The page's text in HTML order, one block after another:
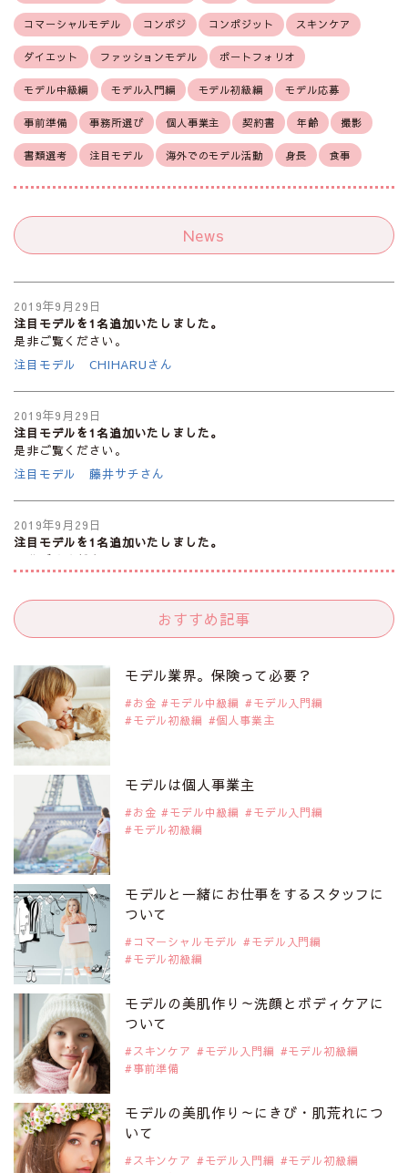
コマーシャルモデル コンポジ コンポジット スキンケア
ダイエット ファッションモデル ポートフォリオ
モデル中級編 モデル入門編 モデル初級編 モデル応募
事前準備 事務所選び 個人事業主 契約書 年齢 撮影
書類選考 注目モデル 海外でのモデル活動 身長 食事
News
2019年9月29日
注目モデルを1名追加いたしました。
是非ご覧ください。
注目モデル CHIHARUさん
2019年9月29日
注目モデルを1名追加いたしました。
是非ご覧ください。
注目モデル 藤井サチさん
2019年9月29日
注目モデルを1名追加いたしました。
是非ご覧ください。
2019年9月29日
是非ご覧ください。
注目のアジア系モデル
2019年9月29日
是非ご覧ください。
アジアの注目モデル Rebecca Tan
2019年9月29日
注目モデルを1名追加いたしました。
是非ご覧ください。
注目モデル イーランさん
2019年9月29日
注目モデルを1名追加いたしました。
是非ご覧ください。
注目モデル 谷口蘭さん
2019年9月29日
注目モデルを1名追加いたしました。
是非ご覧ください。
注目モデル カーラ・デルヴィーニュ
おすすめ記事
モデル業界。保険って必要？
お金 モデル中級編
モデル入門編
モデル初級編
個人事業主
モデルは個人事業主
お金 モデル中級編
モデル入門編
モデル初級編
モデルと一緒にお仕事をするスタッフに
ついて
コマーシャルモデル
モデル入門編
モデル初級編
モデルの美肌作り～洗顔とボディケアに
ついて
スキンケア モデル入門編
モデル初級編
事前準備
モデルの美肌作り～にきび・肌荒れにつ
いて
スキンケア モデル入門編
モデル初級編